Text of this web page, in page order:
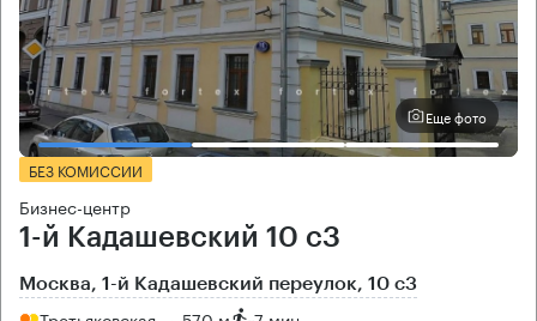
Еще фото
БЕЗ КОМИССИИ
Бизнес-центр
1-й Кадашевский 10 с3
Москва, 1-й Кадашевский переулок, 10 с3